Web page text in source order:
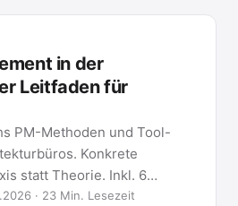
in der
Leitfaden für
PM-Methoden und Tool-
Konkrete
statt Theorie. Inkl. 6
· 23 Min. Lesezeit